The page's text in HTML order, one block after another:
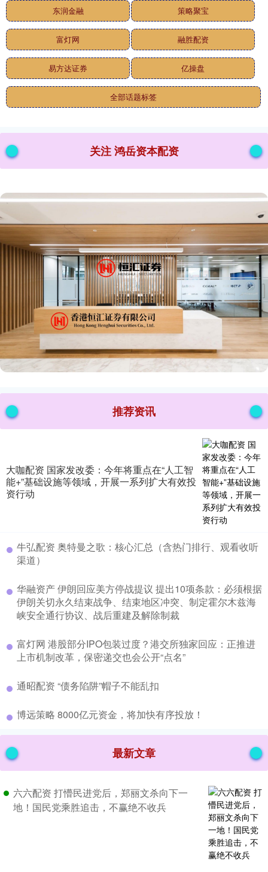
东润金融 策略聚宝
富灯网 融胜配资
易方达证券 亿操盘
全部话题标签
关注 鸿岳资本配资
推荐资讯
大咖配资 国家发改委：今年将重点在“人工智
能+”基础设施等领域，开展一系列扩大有效投
资行动
​牛弘配资 奥特曼之歌：核心汇总（含热门排行、观看收听
渠道）
​华融资产 伊朗回应美方停战提议 提出10项条款：必须根据
伊朗关切永久结束战争、结束地区冲突、制定霍尔木兹海
峡安全通行协议、战后重建及解除制裁
​富灯网 港股部分IPO包装过度？港交所独家回应：正推进
上市机制改革，保密递交也会公开“点名”
​通昭配资 “债务陷阱”帽子不能乱扣
​博远策略 8000亿元资金，将加快有序投放！
最新文章
六六配资 打懵民进党后，郑丽文杀向下一
地！国民党乘胜追击，不赢绝不收兵